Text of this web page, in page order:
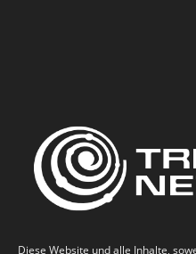
Diese Website und alle Inhalte,